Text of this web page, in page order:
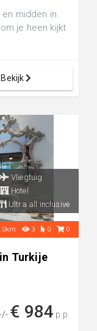
midden in
je heen kijkt
Bekijk
Vliegtuig
Hotel
Ultra all inclusive
3 0 0
Turkije
€ 984 p.p.